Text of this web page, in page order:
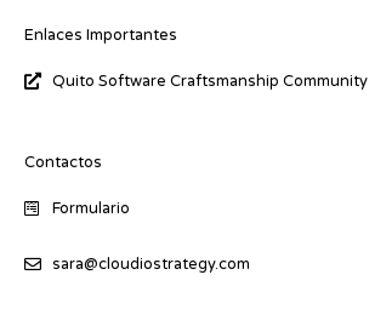
Enlaces Importantes
Quito Software Craftsmanship Community
Contactos
Formulario
sara@cloudiostrategy.com